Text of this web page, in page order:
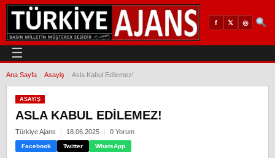
f 𝕏 ◎
☰
Ana Sayfa Asayiş Asla Kabul Edilemez!
ASAYIŞ
ASLA KABUL EDILEMEZ!
Türkiye Ajans 18.06.2025 0 Yorum
Facebook Twitter WhatsApp